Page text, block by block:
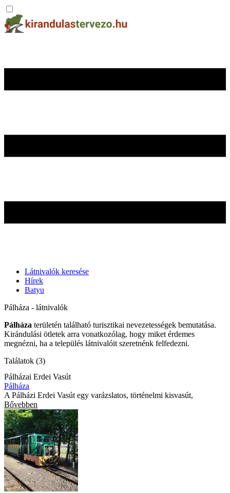
Látnivalók keresése
Hírek
Batyu
Pálháza - látnivalók
Pálháza területén található turisztikai nevezetességek bemutatása.
Kirándulási ötletek arra vonatkozólag, hogy miket érdemes
megnézni, ha a település látnivalóit szeretnénk felfedezni.
Találatok (3)
Pálházai Erdei Vasút
Pálháza
A Pálházi Erdei Vasút egy varázslatos, történelmi kisvasút,
Bővebben